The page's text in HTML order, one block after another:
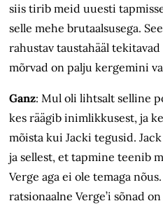
siis tirib meid uuesti
selle mehe brutaalsusega.
rahustav taustahääl
mõrvad on palju kergemini
Ganz: Mul oli lihtsalt selline
kes räägib inimlikkusest, ja
mõista kui Jacki tegusid.
ja sellest, et tapmine teenib
Verge aga ei ole temaga
ratsionaalne Verge’i sõnad